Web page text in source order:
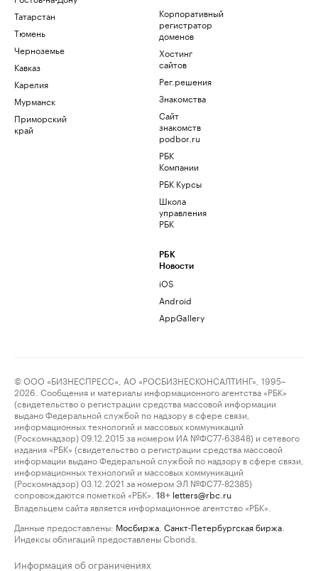
Татарстан
Тюмень
Черноземье
Кавказ
Карелия
Мурманск
Приморский
край
Корпоративный
регистратор
доменов
Хостинг
сайтов
Рег.решения
Знакомства
Сайт
знакомств
podbor.ru
РБК
Компании
РБК Курсы
Школа
управления
РБК
РБК
Новости
iOS
Android
AppGallery
© ООО «БИЗНЕСПРЕСС», АО «РОСБИЗНЕСКОНСАЛТИНГ», 1995–
2026. Сообщения и материалы информационного агентства «РБК»
(свидетельство о регистрации средства массовой информации
выдано Федеральной службой по надзору в сфере связи,
информационных технологий и массовых коммуникаций
(Роскомнадзор) 09.12.2015 за номером ИА №ФС77-63848) и сетевого
издания «РБК» (свидетельство о регистрации средства массовой
информации выдано Федеральной службой по надзору в сфере связи,
информационных технологий и массовых коммуникаций
(Роскомнадзор) 03.12.2021 за номером ЭЛ №ФС77-82385)
сопровождаются пометкой «РБК».
18+ letters@rbc.ru
Владельцем сайта является информационное агентство «РБК».
Данные предоставлены: Мосбиржа Санкт-Петербургская биржа
Индексы облигаций предоставлены Cbonds.
Информация об ограничениях